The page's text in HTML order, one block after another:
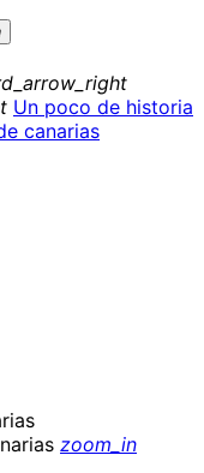
Un poco de historia
canarias
zoom_in